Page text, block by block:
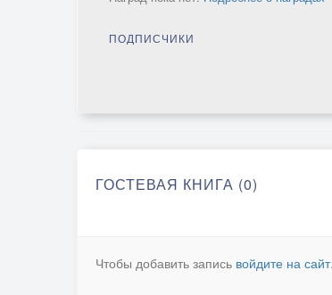
ПОДПИСЧИКИ
ГОСТЕВАЯ КНИГА (0)
Чтобы добавить запись войдите на сайт.